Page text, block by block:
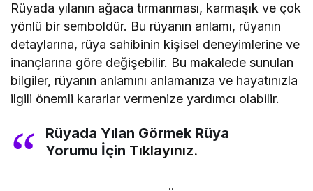
Rüyada yılanın ağaca tırmanması, karmaşık ve çok
yönlü bir semboldür. Bu rüyanın anlamı, rüyanın
detaylarına, rüya sahibinin kişisel deneyimlerine ve
inançlarına göre değişebilir. Bu makalede sunulan
bilgiler, rüyanın anlamını anlamanıza ve hayatınızla
ilgili önemli kararlar vermenize yardımcı olabilir.
Rüyada Yılan Görmek Rüya
Yorumu İçin Tıklayınız.